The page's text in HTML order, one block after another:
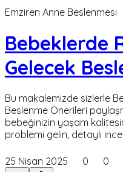
Emziren Anne Beslenmesi
Bebeklerde
Gelecek
Bu makalemizde sizlerle
Beslenme Önerileri
bebeğinizin yaşam
problemi gelin, detaylı
25 Nisan 2025 0 0